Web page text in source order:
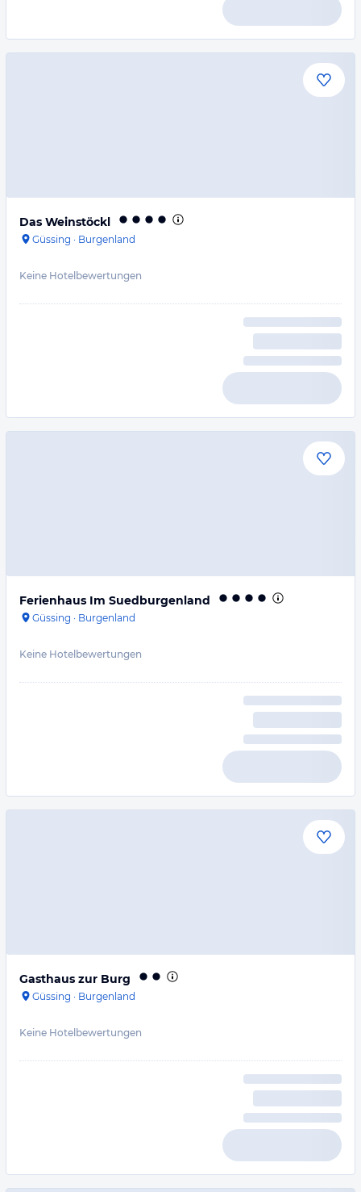
Das Weinstöckl
Güssing · Burgenland
Keine Hotelbewertungen
Ferienhaus Im Suedburgenland
Güssing · Burgenland
Keine Hotelbewertungen
Gasthaus zur Burg
Güssing · Burgenland
Keine Hotelbewertungen